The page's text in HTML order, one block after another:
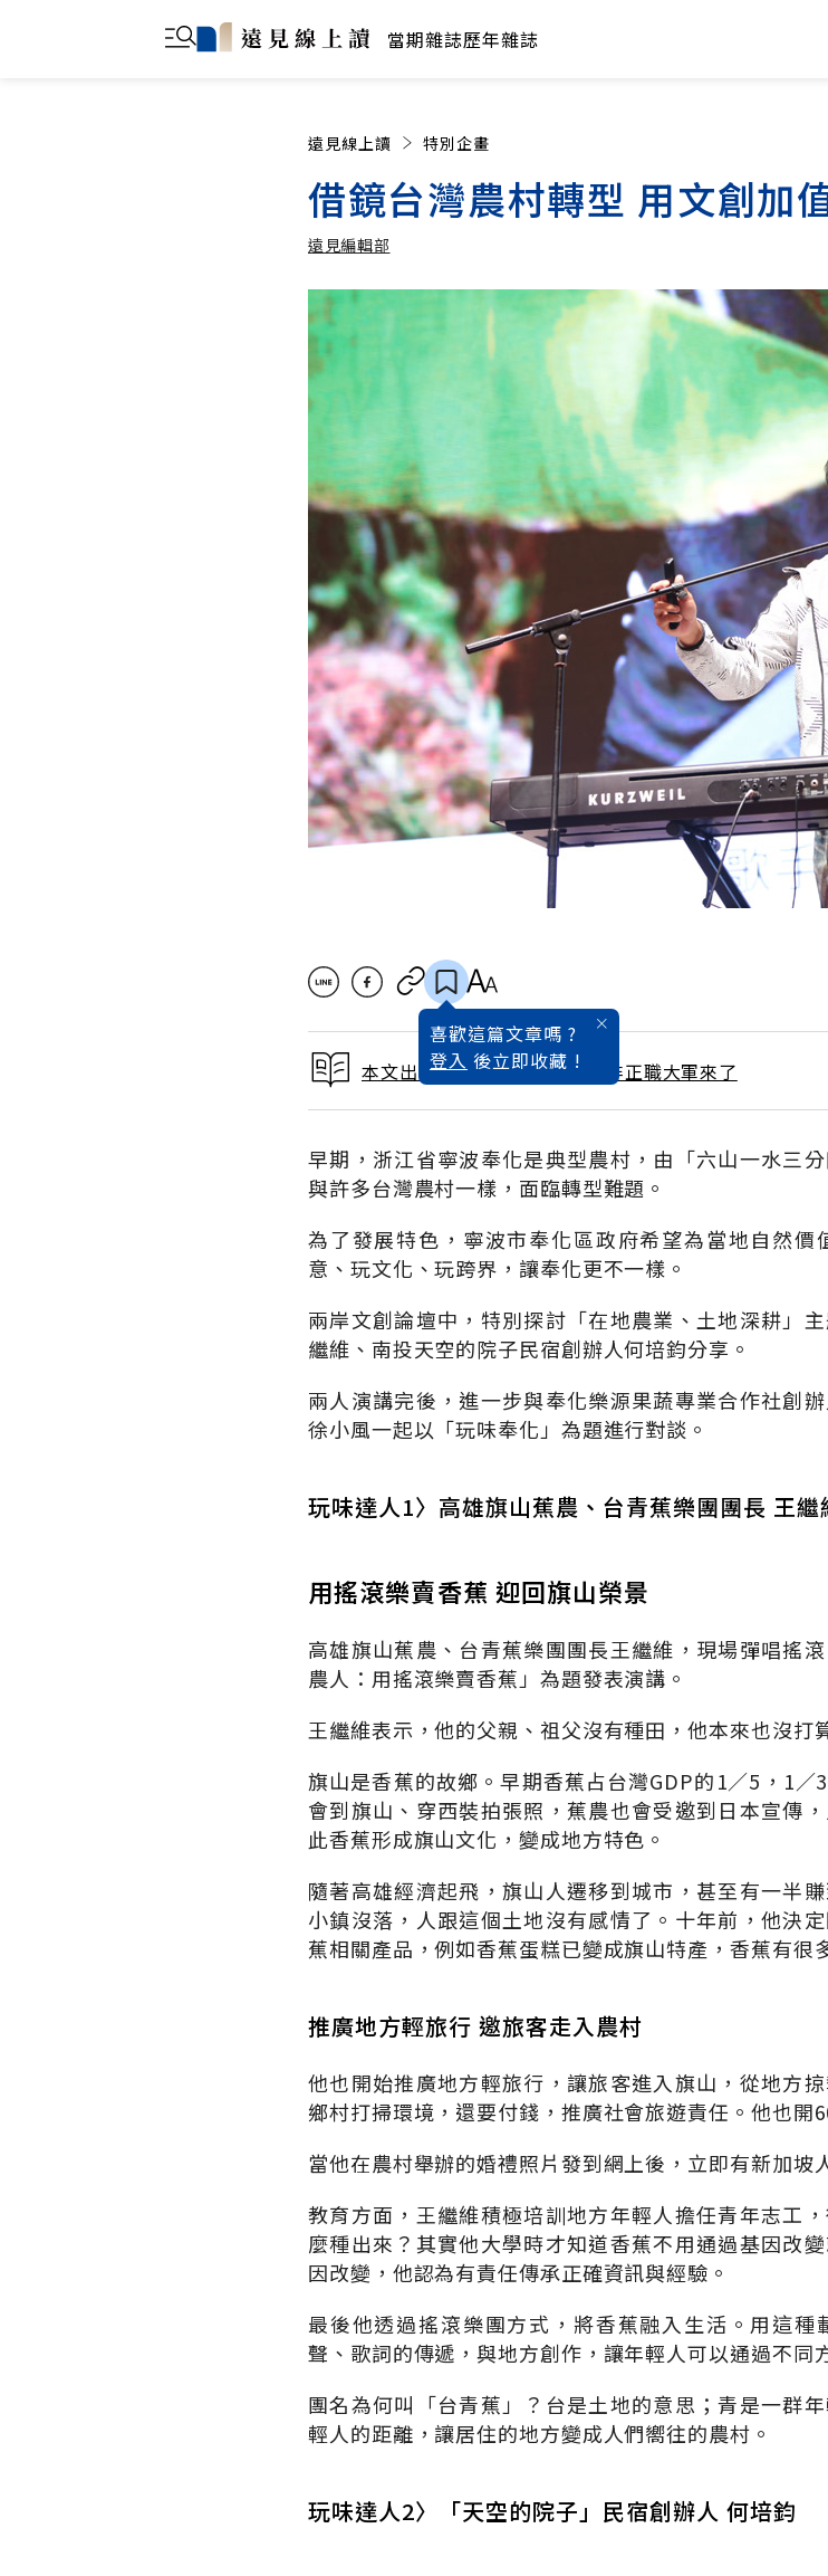
當期雜誌歷年雜誌
遠見線上讀 特別企畫
借鏡台灣農村轉型 用文創加
遠見編輯部
遠見編輯部 加入追蹤
喜歡這篇文章嗎 ?
登入 後立即收藏 !
本文出自 2017 / 11月號雜誌 非正職大軍來了
早期，浙江省寧波奉化是典型農村，由「六山一水三
與許多台灣農村一樣，面臨轉型難題。
為了發展特色，寧波市奉化區政府希望為當地自然
意、玩文化、玩跨界，讓奉化更不一樣。
兩岸文創論壇中，特別探討「在地農業、土地深耕」
繼維、南投天空的院子民宿創辦人何培鈞分享。
兩人演講完後，進一步與奉化樂源果蔬專業合作社創
徐小風一起以「玩味奉化」為題進行對談。
玩味達人1〉高雄旗山蕉農、台青蕉樂團團長 王繼
用搖滾樂賣香蕉 迎回旗山榮景
高雄旗山蕉農、台青蕉樂團團長王繼維，現場彈唱搖
農人：用搖滾樂賣香蕉」為題發表演講。
王繼維表示，他的父親、祖父沒有種田，他本來也沒打
旗山是香蕉的故鄉。早期香蕉占台灣GDP的1∕5，
會到旗山、穿西裝拍張照，蕉農也會受邀到日本宣傳
此香蕉形成旗山文化，變成地方特色。
隨著高雄經濟起飛，旗山人遷移到城市，甚至有一半
小鎮沒落，人跟這個土地沒有感情了。十年前，他決
蕉相關產品，例如香蕉蛋糕已變成旗山特產，香蕉有很
推廣地方輕旅行 邀旅客走入農村
他也開始推廣地方輕旅行，讓旅客進入旗山，從地方
鄉村打掃環境，還要付錢，推廣社會旅遊責任。他也開
當他在農村舉辦的婚禮照片發到網上後，立即有新加坡
教育方面，王繼維積極培訓地方年輕人擔任青年志工
麼種出來？其實他大學時才知道香蕉不用通過基因改
因改變，他認為有責任傳承正確資訊與經驗。
最後他透過搖滾樂團方式，將香蕉融入生活。用這
聲、歌詞的傳遞，與地方創作，讓年輕人可以通過不同
團名為何叫「台青蕉」？台是土地的意思；青是一群
輕人的距離，讓居住的地方變成人們嚮往的農村。
玩味達人2〉「天空的院子」民宿創辦人 何培鈞